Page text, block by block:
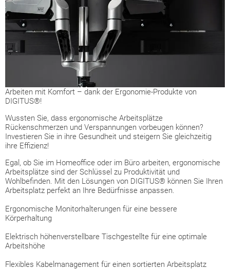
Arbeiten mit Komfort – dank der Ergonomie-Produkte von
DIGITUS®!
Wussten Sie, dass ergonomische Arbeitsplätze
Rückenschmerzen und Verspannungen vorbeugen können?
Investieren Sie in ihre Gesundheit und steigern Sie gleichzeitig
ihre Effizienz!
Egal, ob Sie im Homeoffice oder im Büro arbeiten, ergonomische
Arbeitsplätze sind der Schlüssel zu Produktivität und
Wohlbefinden. Mit den Lösungen von DIGITUS® können Sie Ihren
Arbeitsplatz perfekt an Ihre Bedürfnisse anpassen.
Ergonomische Monitorhalterungen für eine bessere
Körperhaltung
Elektrisch höhenverstellbare Tischgestellte für eine optimale
Arbeitshöhe
Flexibles Kabelmanagement für einen sortierten Arbeitsplatz